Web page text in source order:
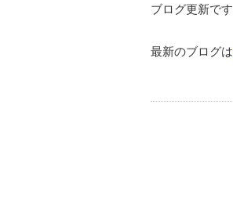
ブログ更新で
最新のブログは